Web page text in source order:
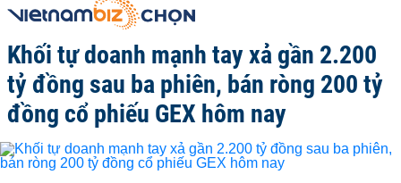
Khối tự doanh mạnh tay xả gần 2.200
tỷ đồng sau ba phiên, bán ròng 200 tỷ
đồng cổ phiếu GEX hôm nay